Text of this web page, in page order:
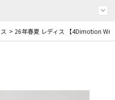
合わせ＞
> 26年春夏 レディス 【4Dimotion